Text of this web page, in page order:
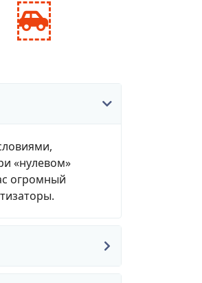
fas
«нулевом»
огромный